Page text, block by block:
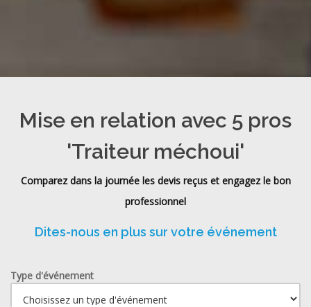
Mise en relation avec 5 pros
'Traiteur méchoui'
Comparez dans la journée les devis reçus et engagez le bon
professionnel
Dites-nous en plus sur votre événement
Type d'événement